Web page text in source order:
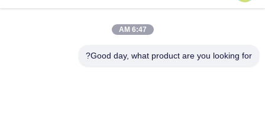
6:47 AM
Good day, what product are you looking for?